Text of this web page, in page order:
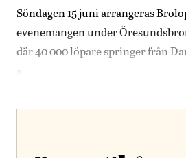
Söndagen 15 juni arrangeras
evenemangen under
där 40 000 löpare springer från
»